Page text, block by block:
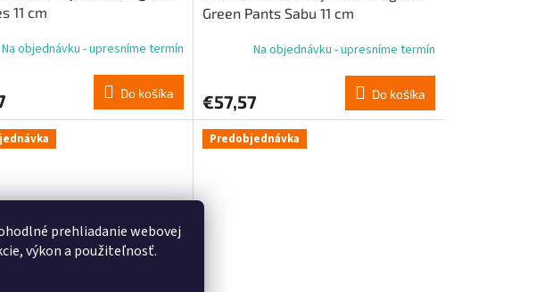
prehliadanie webovej
výkon a použiteľnosť.
11 cm
Na objednávku - upresníme termín
Do košíka
Green Pants Sabu 11 cm
Na objednávku - upresníme termín
€57,57 Do košíka
Predobjednávka